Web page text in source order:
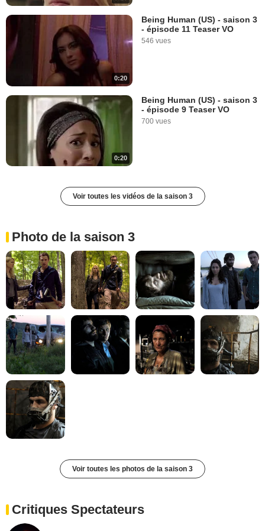
0:20
Being Human (US) - saison 3
- épisode 11 Teaser VO
546 vues
0:20
Being Human (US) - saison 3
- épisode 9 Teaser VO
700 vues
Voir toutes les vidéos de la saison 3
Photo de la saison 3
Voir toutes les photos de la saison 3
Critiques Spectateurs